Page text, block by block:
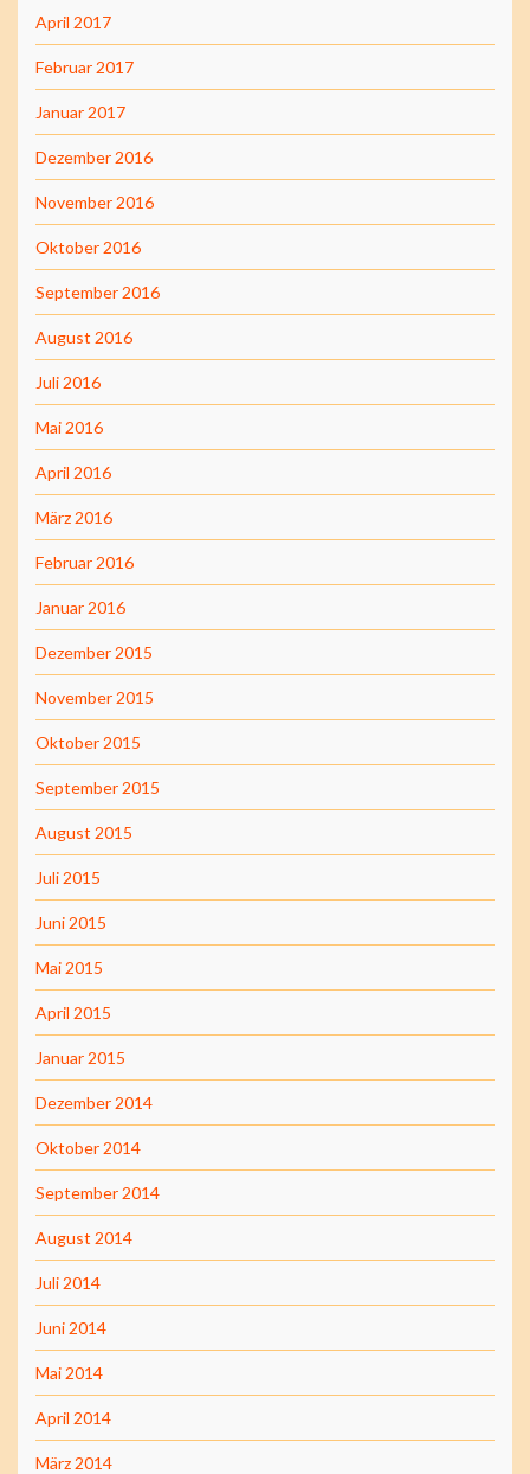
April 2017
Februar 2017
Januar 2017
Dezember 2016
November 2016
Oktober 2016
September 2016
August 2016
Juli 2016
Mai 2016
April 2016
März 2016
Februar 2016
Januar 2016
Dezember 2015
November 2015
Oktober 2015
September 2015
August 2015
Juli 2015
Juni 2015
Mai 2015
April 2015
Januar 2015
Dezember 2014
Oktober 2014
September 2014
August 2014
Juli 2014
Juni 2014
Mai 2014
April 2014
März 2014